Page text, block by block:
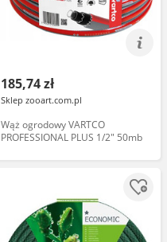
185,74 zł
Sklep zooart.com.pl
Wąż ogrodowy VARTCO
PROFESSIONAL PLUS 1/2" 50mb